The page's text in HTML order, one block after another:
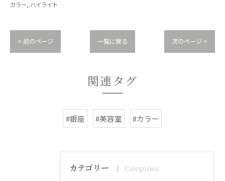
カラー ハイライト
< 前のページ 一覧に戻る 次のページ >
関連タグ
#銀座 #美容室 #カラー
カテゴリー Categories